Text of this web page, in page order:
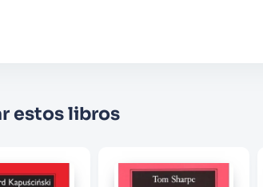
Correo electrónico
estos libros